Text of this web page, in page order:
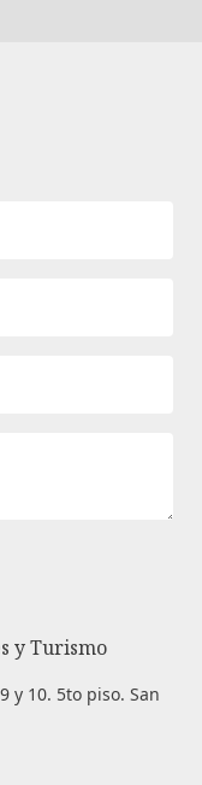
y Turismo
y 10. 5to piso. San